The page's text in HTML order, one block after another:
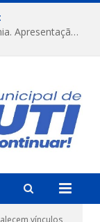
FESTRIBAL 2026 – No Coração da Amazônia. Apresentação da Munduruku.
vínculos